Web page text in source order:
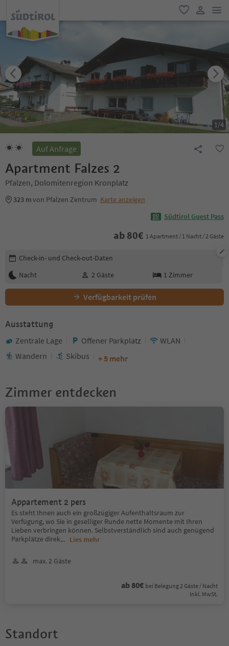
favorit
user link
1/4
Auf Anfrage
Apartment Falzes 2
Pfalzen, Dolomitenregion Kronplatz
323 mvon Pfalzen Zentrum Karte anzeigen
Südtirol Guest Pass
ab 80€ 1 Apartment / 1 Nacht / 2 Gäste
Buchungsdetails bearbeiten
Check-in- und Check-out-Daten
Nacht
2 Gäste 1 Zimmer
Verfügbarkeit prüfen
Ausstattung
Zentrale Lage Offener Parkplatz
WLAN
Wandern
Skibus + 5 mehr
Zimmer entdecken
Appartement 2 pers
Es steht Ihnen auch ein großzügiger Aufenthaltsraum zur
Verfügung, wo Sie in geselliger Runde nette Momente mit Ihren
Lieben verbringen können. Selbstverständlich sind auch genügend
Parkplätze direk... Lies mehr
max. 2 Gäste
ab 80€ bei Belegung 2 Gäste / Nacht
Inkl. MwSt.
Standort